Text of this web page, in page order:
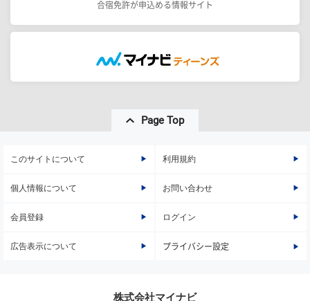
合宿免許が申込める情報サイト
Page Top
このサイトについて 利用規約
個人情報について お問い合わせ
会員登録 ログイン
広告表示について プライバシー設定
株式会社マイナビ